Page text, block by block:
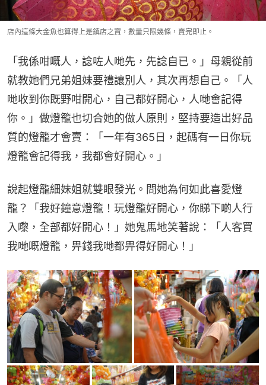
店內這條大金魚也算得上是鎮店之寶，數量只限幾條，賣完即止。
「我係咁嘅人，諗咗人哋先，先諗自已。」母親從前
就教她們兄弟姐妹要禮讓別人，其次再想自己。「人
哋收到你既野咁開心，自己都好開心，人哋會記得
你。」做燈籠也切合她的做人原則，堅持要造岀好品
質的燈籠才會賣：「一年有365日，起碼有一日你玩
燈籠會記得我，我都會好開心。」
說起燈籠細妹姐就雙眼發光。問她為何如此喜愛燈
籠？「我好鐘意燈籠！玩燈籠好開心，你睇下啲人行
入嚟，全部都好開心！」她鬼馬地笑著說：「人客買
我哋嘅燈籠，畀錢我哋都畀得好開心！」